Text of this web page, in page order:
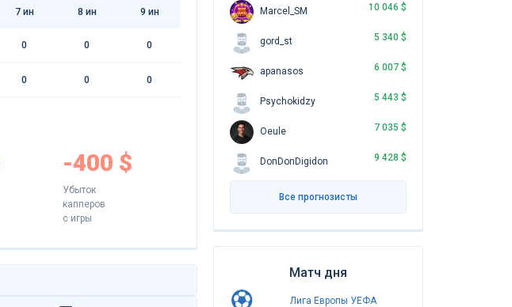
7 ин 8 ин 9 ин
0 0 0
0 0 0
-400 $
Убыток
капперов
с игры
Marcel_SM 10 046 $
gord_st 5 340 $
apanasos 6 007 $
Psychokidzy 5 443 $
Oeule 7 035 $
DonDonDigidon 9 428 $
Все прогнозисты
Матч дня
Лига Европы УЕФА